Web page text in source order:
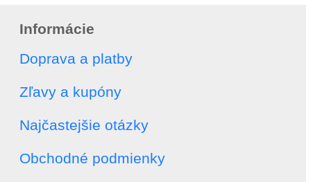
Informácie
Doprava a platby
Zľavy a kupóny
Najčastejšie otázky
Obchodné podmienky